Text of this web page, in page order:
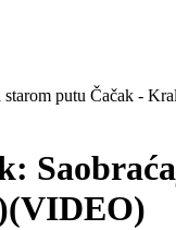
putu Čačak -